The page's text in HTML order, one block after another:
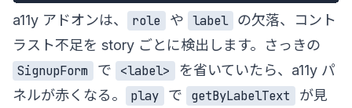
a11y アドオンは、 role や label
の欠落、コント
ラスト不足を story ごとに検出します。さっきの
SignupForm
で <label>
を省いていたら、a11y パ
ネルが赤くなる。
play で getByLabelText
が見